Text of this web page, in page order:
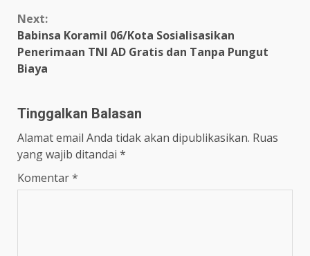
Next:
Babinsa Koramil 06/Kota Sosialisasikan
Penerimaan TNI AD Gratis dan Tanpa Pungut
Biaya
Tinggalkan Balasan
Alamat email Anda tidak akan dipublikasikan. Ruas
yang wajib ditandai *
Komentar*